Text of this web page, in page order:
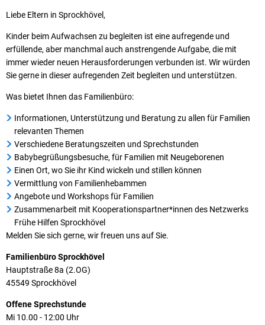
Liebe Eltern in Sprockhövel,
Kinder beim Aufwachsen zu begleiten ist eine aufregende und
erfüllende, aber manchmal auch anstrengende Aufgabe, die mit
immer wieder neuen Herausforderungen verbunden ist. Wir würden
Sie gerne in dieser aufregenden Zeit begleiten und unterstützen.
Was bietet Ihnen das Familienbüro:
Informationen, Unterstützung und Beratung zu allen für Familien
relevanten Themen
Verschiedene Beratungszeiten und Sprechstunden
Babybegrüßungsbesuche, für Familien mit Neugeborenen
Einen Ort, wo Sie ihr Kind wickeln und stillen können
Vermittlung von Familienhebammen
Angebote und Workshops für Familien
Zusammenarbeit mit Kooperationspartner*innen des Netzwerks
Frühe Hilfen Sprockhövel
Melden Sie sich gerne, wir freuen uns auf Sie.
Familienbüro Sprockhövel
Hauptstraße 8a (2.OG)
45549 Sprockhövel
Offene Sprechstunde
Mi 10.00 - 12:00 Uhr